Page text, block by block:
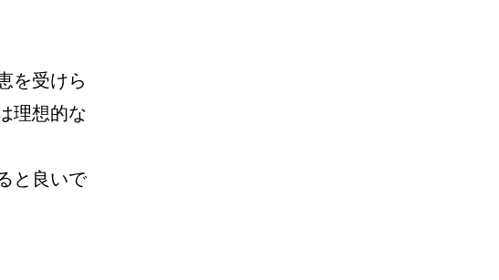
を受けら
理想的な
と良いで